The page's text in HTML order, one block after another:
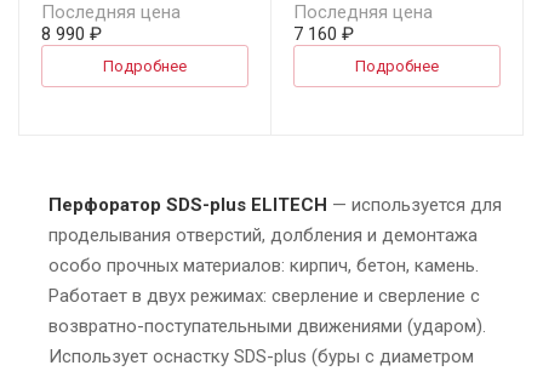
Последняя цена
8 990 ₽
Подробнее
Последняя цена
7 160 ₽
Подробнее
Перфоратор SDS-plus ELITECH — используется для
проделывания отверстий, долбления и демонтажа
особо прочных материалов: кирпич, бетон, камень.
Работает в двух режимах: сверление и сверление с
возвратно-поступательными движениями (ударом).
Использует оснастку SDS-plus (буры с диаметром